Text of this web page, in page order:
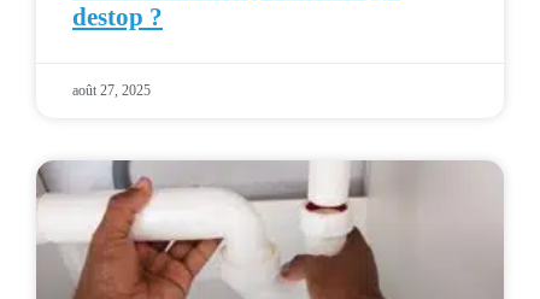
destop ?
août 27, 2025